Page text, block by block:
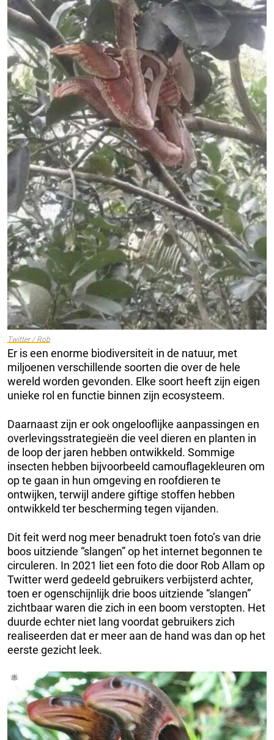
Twitter / Rob
Er is een enorme biodiversiteit in de natuur, met
miljoenen verschillende soorten die over de hele
wereld worden gevonden. Elke soort heeft zijn eigen
unieke rol en functie binnen zijn ecosysteem.
Daarnaast zijn er ook ongelooflijke aanpassingen en
overlevingsstrategieën die veel dieren en planten in
de loop der jaren hebben ontwikkeld. Sommige
insecten hebben bijvoorbeeld camouflagekleuren om
op te gaan in hun omgeving en roofdieren te
ontwijken, terwijl andere giftige stoffen hebben
ontwikkeld ter bescherming tegen vijanden.
Dit feit werd nog meer benadrukt toen foto’s van drie
boos uitziende “slangen” op het internet begonnen te
circuleren. In 2021 liet een foto die door Rob Allam op
Twitter werd gedeeld gebruikers verbijsterd achter,
toen er ogenschijnlijk drie boos uitziende “slangen”
zichtbaar waren die zich in een boom verstopten. Het
duurde echter niet lang voordat gebruikers zich
realiseerden dat er meer aan de hand was dan op het
eerste gezicht leek.